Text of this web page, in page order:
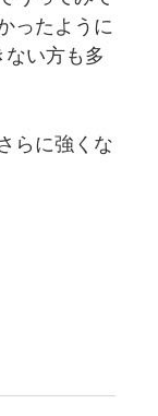
ったように
い方も多
らに強くな